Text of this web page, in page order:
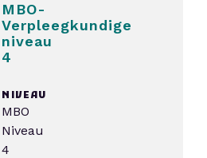
MBO-
Verpleegkundige
niveau
4
NIVEAU
MBO
Niveau
4